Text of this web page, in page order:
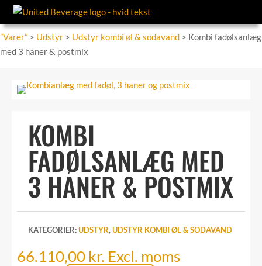
”Varer” > Udstyr > Udstyr kombi øl & sodavand > Kombi fadølsanlæg
med 3 haner & postmix
KOMBI
FADØLSANLÆG MED
3 HANER & POSTMIX
KATEGORIER:UDSTYR,UDSTYR KOMBI ØL & SODAVAND
66.110,00 kr. Excl. moms